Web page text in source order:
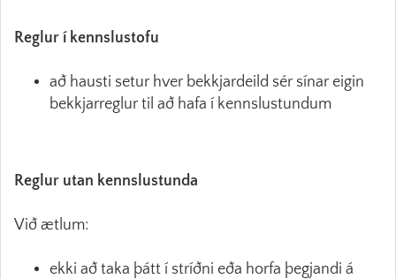
Reglur í kennslustofu
að hausti setur hver bekkjardeild sér sínar eigin
bekkjarreglur til að hafa í kennslustundum
Reglur utan kennslustunda
Við ætlum:
ekki að taka þátt í stríðni eða horfa þegjandi á